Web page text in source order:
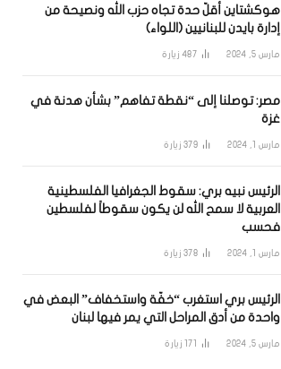
هوكشتاين أقلّ حدة تجاه حزب الله ونصيحة من
إدارة بايدن للبنانيين (اللواء)
مارس 5, 2024 487 زيارة
مصر: توصلنا إلى “نقطة تفاهم” بشأن هدنة في
غزة
مارس 1, 2024 379 زيارة
الرئيس نبيه بري: سقوط الجغرافيا الفلسطينية
العربية لا سمح الله لن يكون سقوطاً لفلسطين
فحسب
مارس 1, 2024 378 زيارة
الرئيس بري استغرب “خفّة واستخفاف” البعض في
واحدة من أدق المراحل التي يمر فيها لبنان
مارس 5, 2024 171 زيارة